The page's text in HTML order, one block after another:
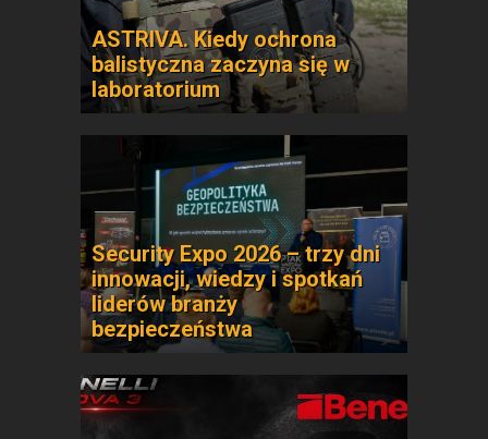
ASTRIVA. Kiedy ochrona
balistyczna zaczyna się w
laboratorium
Security Expo 2026 – trzy dni
innowacji, wiedzy i spotkań
liderów branży
bezpieczeństwa